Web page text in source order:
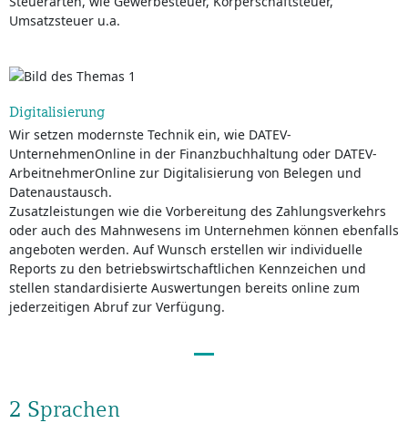
Umsatzsteuer u.a.
Digitalisierung
Wir setzen modernste Technik ein, wie DATEV-
UnternehmenOnline in der Finanzbuchhaltung oder DATEV-
ArbeitnehmerOnline zur Digitalisierung von Belegen und
Datenaustausch.
Zusatzleistungen wie die Vorbereitung des Zahlungsverkehrs
oder auch des Mahnwesens im Unternehmen können ebenfalls
angeboten werden. Auf Wunsch erstellen wir individuelle
Reports zu den betriebswirtschaftlichen Kennzeichen und
stellen standardisierte Auswertungen bereits online zum
jederzeitigen Abruf zur Verfügung.
2 Sprachen